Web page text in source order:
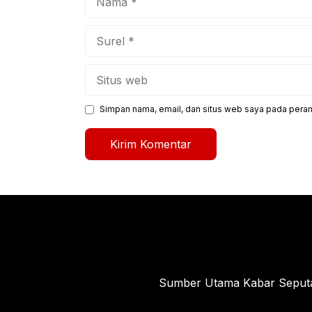
Simpan nama, email, dan situs web saya pada
Sumber Utama Kabar